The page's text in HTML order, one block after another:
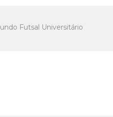
Futsal Universitário